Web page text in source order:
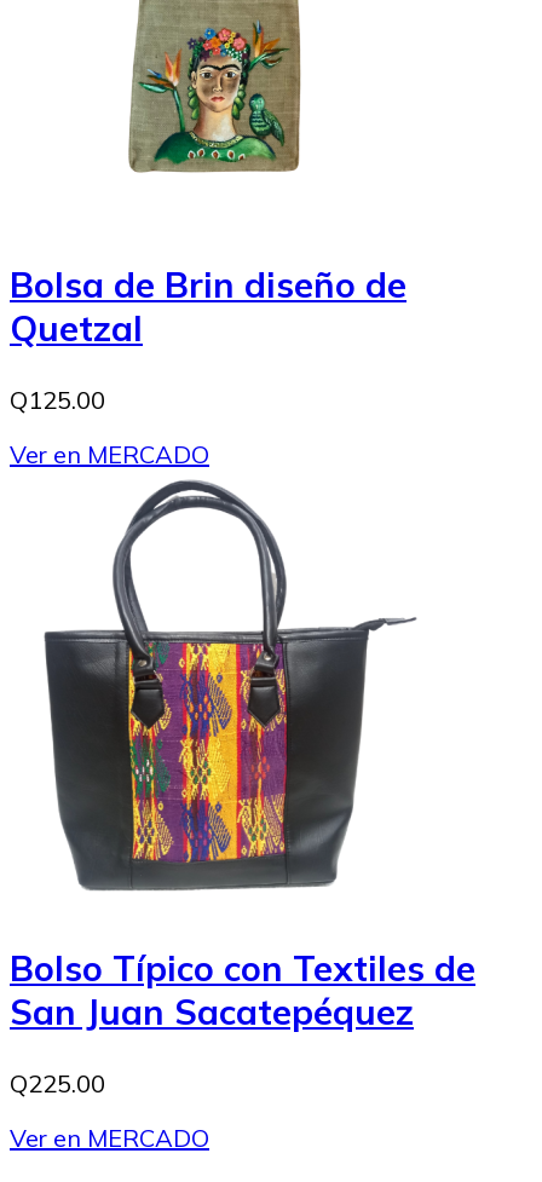
Bolsa de Brin diseño de
Quetzal
Q125.00
Ver en MERCADO
Bolso Típico con Textiles de
San Juan Sacatepéquez
Q225.00
Ver en MERCADO